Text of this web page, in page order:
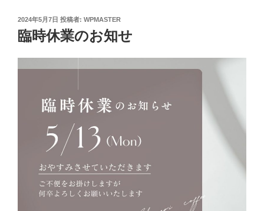
投
稿
日:
2024年5月7日 投稿者: WPMASTER
臨時休業のお知せ